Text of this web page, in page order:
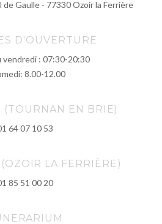
Gaulle - 77330 Ozoir la Ferrière
D'OUVERTURE
vendredi : 07:30-20:30
8.00-12.00
(TOURNAN EN BRIE)
64 07 10 53
LA FERRIÈRE)
85 51 00 20